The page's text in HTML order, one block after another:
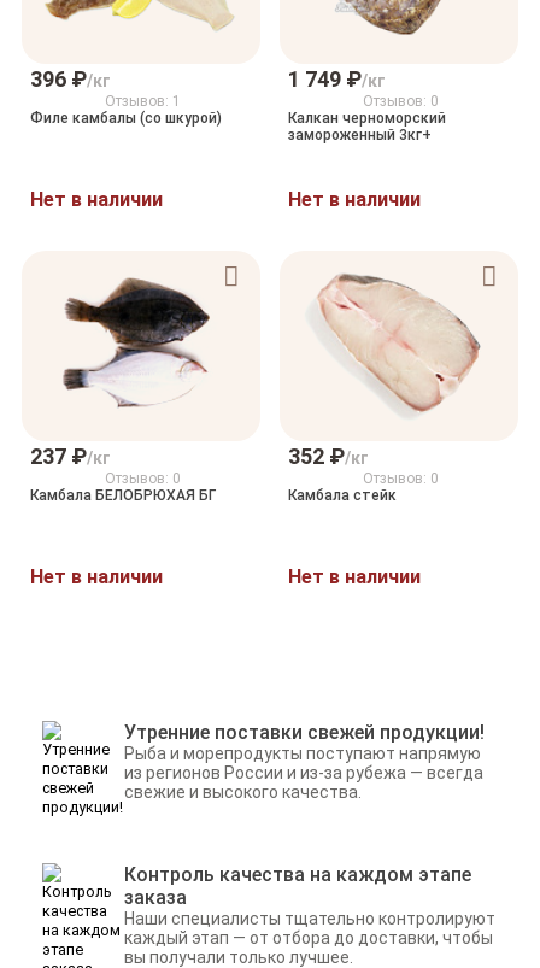
396 ₽/кг
Отзывов: 1
Филе камбалы (со шкурой)
Нет в наличии
1 749 ₽/кг
Отзывов: 0
Калкан черноморский
замороженный 3кг+
Нет в наличии
237 ₽/кг
Отзывов: 0
Камбала БЕЛОБРЮХАЯ БГ
Нет в наличии
352 ₽/кг
Отзывов: 0
Камбала стейк
Нет в наличии
Утренние поставки свежей продукции!
Рыба и морепродукты поступают напрямую
из регионов России и из-за рубежа — всегда
свежие и высокого качества.
Контроль качества на каждом этапе
заказа
Наши специалисты тщательно контролируют
каждый этап — от отбора до доставки, чтобы
вы получали только лучшее.